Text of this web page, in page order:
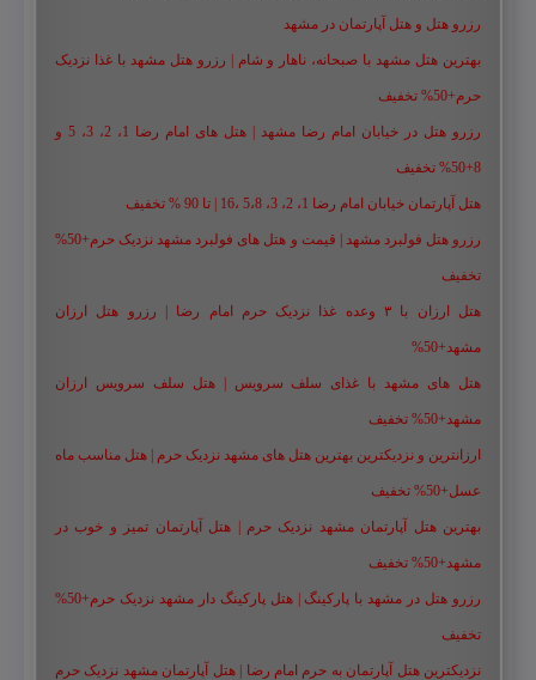
رزرو هتل و هتل آپارتمان در مشهد
بهترین هتل مشهد با صبحانه، ناهار و شام | رزرو هتل مشهد با غذا نزدیک
حرم+50% تخفیف
رزرو هتل در خیابان امام رضا مشهد | هتل‌ های امام رضا 1، 2، 3، 5 و
8+50% تخفیف
هتل آپارتمان خیابان امام رضا 1، 2، 3، 5،8 ،16 | تا 90 % تخفیف
رزرو هتل فولبرد مشهد | قیمت و هتل های فولبرد مشهد نزدیک حرم+50%
تخفیف
هتل ارزان با ۳ وعده غذا نزدیک حرم امام رضا | رزرو هتل ارزان
مشهد+50%
هتل های مشهد با غذای سلف سرویس | هتل سلف سرویس ارزان
مشهد+50% تخفیف
ارزانترین و نزدیکترین بهترین هتل های مشهد نزدیک حرم | هتل مناسب ماه
عسل+50% تخفیف
بهترین هتل آپارتمان مشهد نزدیک حرم | هتل آپارتمان تمیز و خوب در
مشهد+50% تخفیف
رزرو هتل در مشهد با پارکینگ | هتل پارکینگ دار مشهد نزدیک حرم+50%
تخفیف
نزدیکترین هتل آپارتمان به حرم امام رضا | هتل آپارتمان مشهد نزدیک حرم